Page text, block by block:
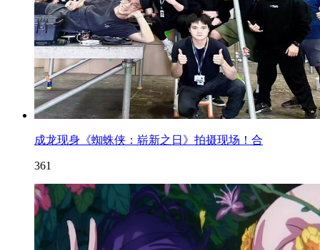
成龙现身《蜘蛛侠：崭新之日》拍摄现场！合
361